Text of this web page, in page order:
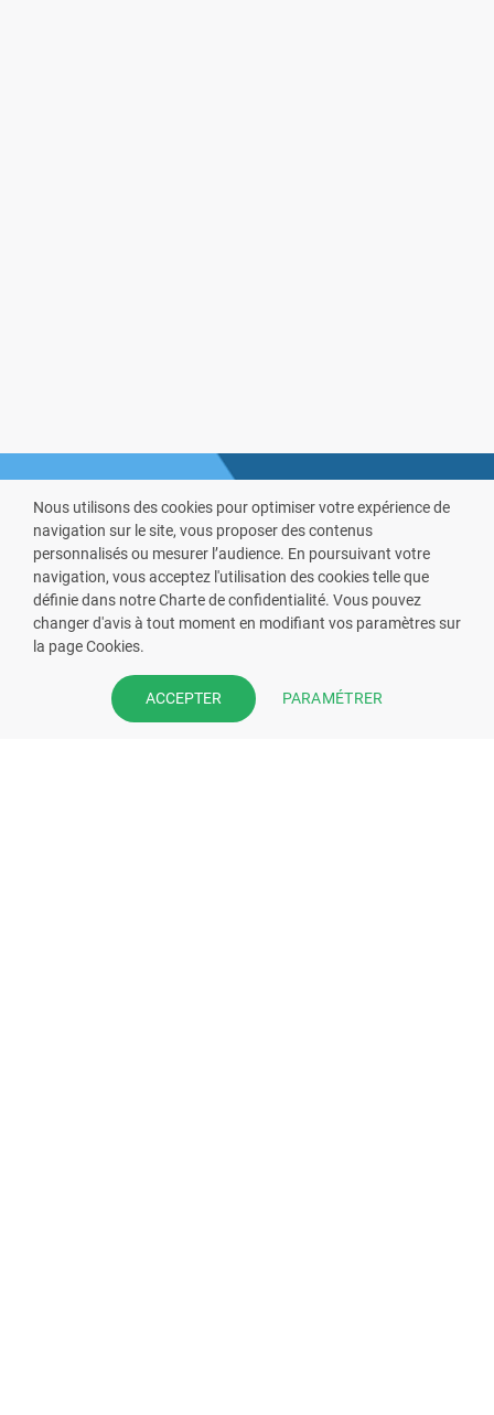
VOUS ÊTES PHARMACIEN ?
Prenez la main sur votre fiche
pharmacie et offrez à vos patient
l’application mobile de votre
Nous utilisons des cookies pour optimiser votre expérience de
navigation sur le site, vous proposer des contenus
personnalisés ou mesurer l’audience. En poursuivant votre
navigation, vous acceptez l'utilisation des cookies telle que
définie dans notre Charte de confidentialité. Vous pouvez
changer d'avis à tout moment en modifiant vos paramètres sur
la page Cookies.
ACCEPTER PARAMÉTRER